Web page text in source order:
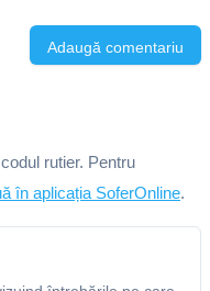
Adaugă comentariu
rutier. Pentru
în aplicația SoferOnline.